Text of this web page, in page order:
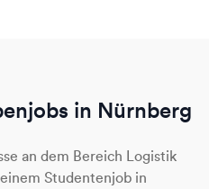
in Nürnberg
an dem Bereich Logistik
Studentenjob in